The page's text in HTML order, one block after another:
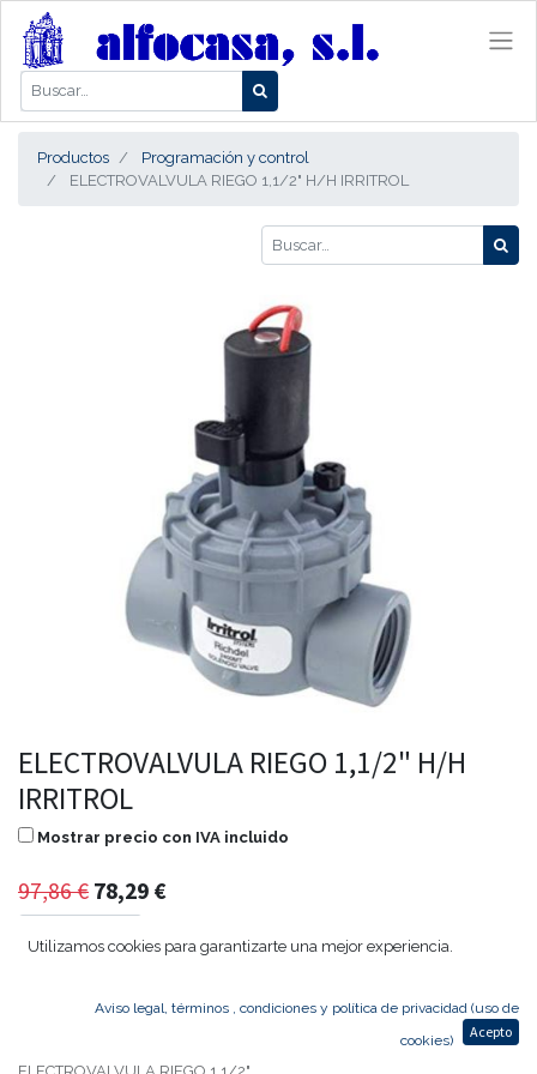
Productos
Programación y control
ELECTROVALVULA RIEGO 1,1/2" H/H IRRITROL
ELECTROVALVULA RIEGO 1,1/2" H/H
IRRITROL
Mostrar precio con IVA incluido
97,86€ 78,29 €
ELECTROVALVULA RIEGO 1,1/2"
Utilizamos cookies para garantizarte una mejor experiencia.
Aviso legal, términos , condiciones y política de privacidad (uso de
cookies)
Acepto